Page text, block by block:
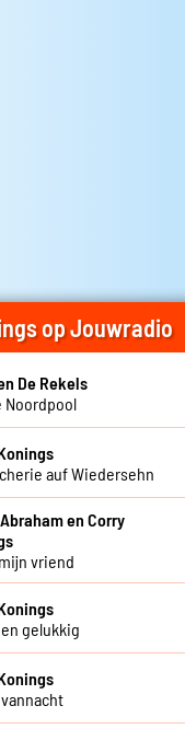
op Jouwradio
De Rekels
Noordpool
auf Wiedersehn
en Corry
vriend
gelukkig